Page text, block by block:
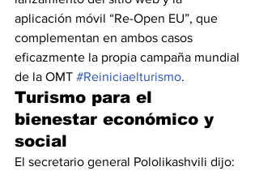
aplicación móvil “Re-Open EU”, que
complementan en ambos casos
eficazmente la propia campaña mundial
de la OMT #Reiniciaelturismo.
Turismo para el
bienestar económico y
social
El secretario general Pololikashvili dijo: